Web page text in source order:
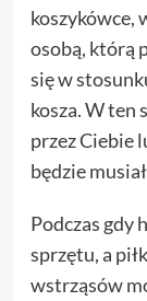
koszykówce,
osobą, którą
się w
kosza. W ten
przez Ciebie
będzie
Podczas gdy
sprzętu, a
wstrząsów